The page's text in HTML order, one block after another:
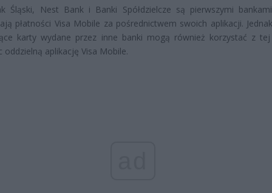
Śląski, Nest Bank i Banki Spółdzielcze są pierwszymi
płatności Visa Mobile za pośrednictwem swoich aplikacji.
karty wydane przez inne banki mogą również korzystać z tej
oddzielną aplikację Visa Mobile.